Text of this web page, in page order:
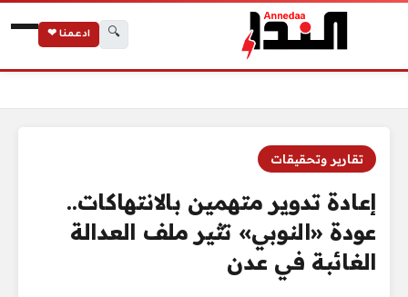
🔍 ادعمنا ❤
تقارير وتحقيقات
إعادة تدوير متهمين بالانتهاكات..
عودة «النوبي» تثير ملف العدالة
الغائبة في عدن